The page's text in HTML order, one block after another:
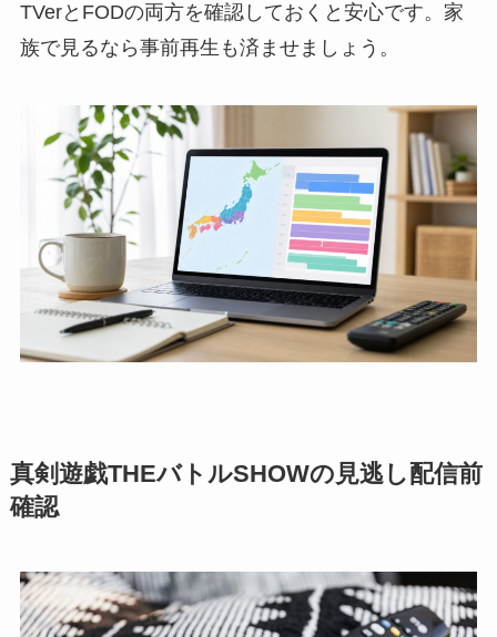
TVerとFODの両方を確認しておくと安心です。家
族で見るなら事前再生も済ませましょう。
真剣遊戯THEバトルSHOWの見逃し配信前
確認